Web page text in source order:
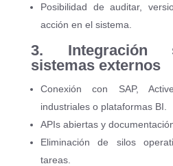
Posibilidad de auditar,
acción en el sistema.
3. Integración
sistemas externos
Conexión con SAP,
industriales o plataformas BI.
APIs abiertas y
Eliminación de silos
tareas.